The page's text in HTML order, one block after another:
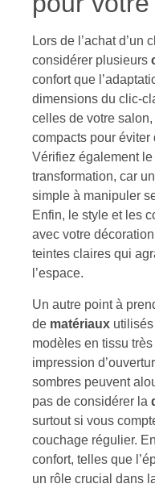
Lors de l’achat d’un
considérer plusieurs
confort que
dimensions du clic-
celles de votre
compacts pour éviter
Vérifiez également le
transformation, car
simple à manipuler
Enfin, le style et les
avec votre
teintes claires qui
l’espace.
Un autre point à
de matériaux
modèles en tissu
impression
sombres peuvent
pas de considérer la
surtout si vous
couchage régulier.
confort, telles que
un rôle crucial dans